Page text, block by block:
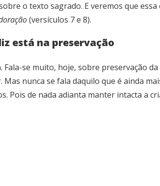
o texto sagrado. E veremos que essa
(versículos 7 e 8).
está na preservação
Fala-se muito, hoje, sobre preservação
nunca se fala daquilo que é ainda
Pois de nada adianta manter intacta a